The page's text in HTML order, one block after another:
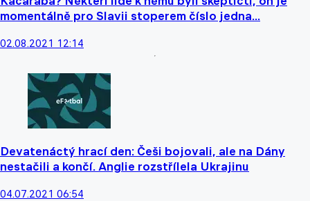
momentálně pro Slavii stoperem číslo jedna...
02.08.2021 12:14
Devatenáctý hrací den: Češi bojovali, ale na Dány
nestačili a končí. Anglie rozstřílela Ukrajinu
04.07.2021 06:54